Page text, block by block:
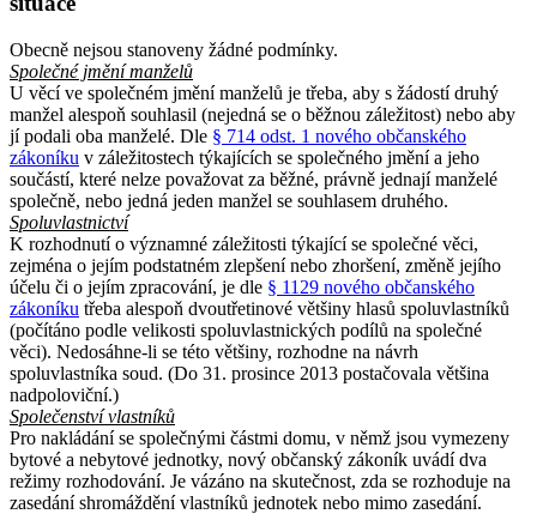
Obecně nejsou stanoveny žádné podmínky.
Společné jmění manželů
U věcí ve společném jmění manželů je třeba, aby s žádostí druhý
manžel alespoň souhlasil (nejedná se o běžnou záležitost) nebo aby
jí podali oba manželé. Dle § 714 odst. 1 nového občanského
zákoníku v záležitostech týkajících se společného jmění a jeho
součástí, které nelze považovat za běžné, právně jednají manželé
společně, nebo jedná jeden manžel se souhlasem druhého.
Spoluvlastnictví
K rozhodnutí o významné záležitosti týkající se společné věci,
zejména o jejím podstatném zlepšení nebo zhoršení, změně jejího
účelu či o jejím zpracování, je dle § 1129 nového občanského
zákoníku třeba alespoň dvoutřetinové většiny hlasů spoluvlastníků
(počítáno podle velikosti spoluvlastnických podílů na společné
věci). Nedosáhne-li se této většiny, rozhodne na návrh
spoluvlastníka soud. (Do 31. prosince 2013 postačovala většina
nadpoloviční.)
Společenství vlastníků
Pro nakládání se společnými částmi domu, v němž jsou vymezeny
bytové a nebytové jednotky, nový občanský zákoník uvádí dva
režimy rozhodování. Je vázáno na skutečnost, zda se rozhoduje na
zasedání shromáždění vlastníků jednotek nebo mimo zasedání.